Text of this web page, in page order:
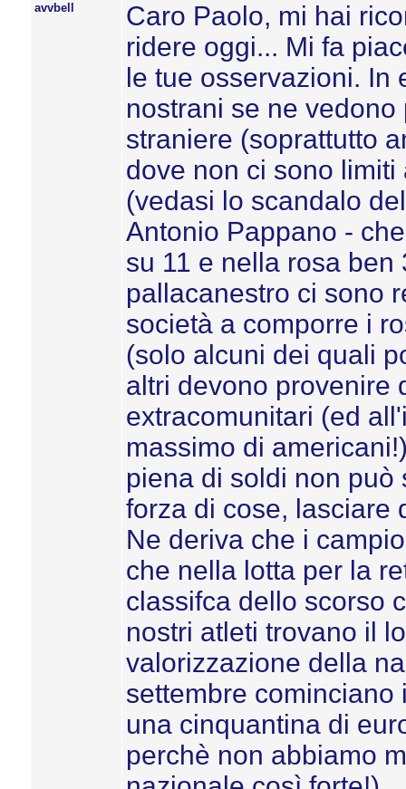
avvbell
Caro Paolo, mi hai
ridere oggi... Mi fa
le tue osservazioni. In
nostrani se ne
straniere (soprattutto
dove non ci sono
(vedasi lo scandalo
Antonio Pappano -
su 11 e nella rosa
pallacanestro ci sono
società a comporre i
(solo alcuni dei quali
altri devono provenire
extracomunitari (ed
massimo di
piena di soldi non può
forza di cose, lasciare
Ne deriva che i
che nella lotta per la
classifca dello scorso
nostri atleti trovano il
valorizzazione della
settembre
una cinquantina di
perchè non abbiamo